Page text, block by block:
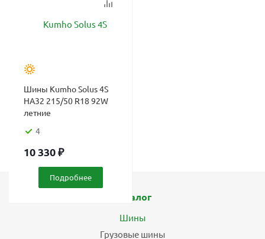
Шины Kumho Solus 4S
HA32 215/50 R18 92W
летние
4
10 330₽
Подробнее
Каталог
Шины
Грузовые шины